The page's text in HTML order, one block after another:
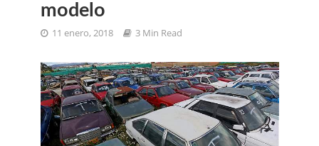
modelo
11 enero, 2018 3 Min Read